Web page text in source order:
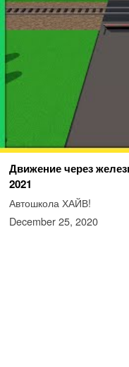
Движение через
2021
Автошкола ХАЙВ!
December 25, 2020